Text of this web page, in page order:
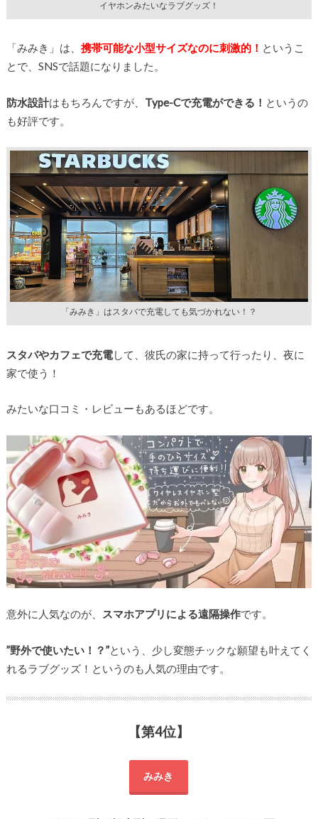
イヤホンみたいなラブグッズ！
「みみき」は、 携帯可能な小型サイズなのに刺激的！ というこ
とで、SNSで話題になりました。
防水設計はもちろんですが、 Type-Cで充電ができる！ というの
も好評です。
「みみき」はスタバで充電しても気づかれない！？
スタバやカフェで充電して、彼氏の家に持って行ったり、夜に
家で使う！
みたいな口コミ・レビューもあるほどです。
意外に人気なのが、 スマホアプリによる遠隔操作です。
”野外で使いたい！？”という、少し変態チックな願望も叶えてく
れるラブグッズ！というのも人気の理由です。
【第4位】
みみき